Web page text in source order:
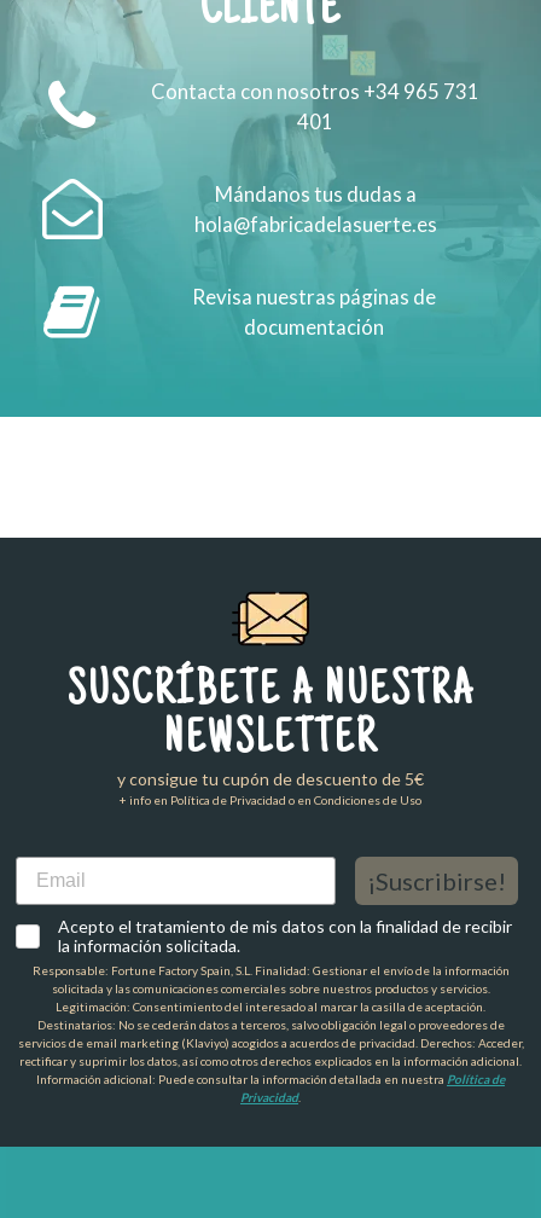
CLIENTE
Contacta con nosotros +34 965 731
401
Mándanos tus dudas a
hola@fabricadelasuerte.es
Revisa nuestras páginas de
documentación
SUSCRÍBETE A NUESTRA
NEWSLETTER
y consigue tu cupón de descuento de 5€
+ info en Política de Privacidad o en Condiciones de Uso
Email
¡Suscribirse!
Acepto el tratamiento de mis datos con la finalidad de recibir
la información solicitada.
Responsable: Fortune Factory Spain, S.L. Finalidad: Gestionar el envío de la información
solicitada y las comunicaciones comerciales sobre nuestros productos y servicios.
Legitimación: Consentimiento del interesado al marcar la casilla de aceptación.
Destinatarios: No se cederán datos a terceros, salvo obligación legal o proveedores de
servicios de email marketing (Klaviyo) acogidos a acuerdos de privacidad. Derechos: Acceder,
rectificar y suprimir los datos, así como otros derechos explicados en la información adicional.
Información adicional: Puede consultar la información detallada en nuestra Política de
Privacidad.